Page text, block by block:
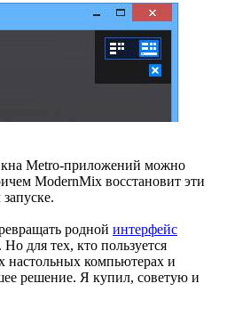
Metro-приложений можно
ModernMix восстановит эти
родной интерфейс
для тех, кто пользуется
настольных компьютерах и
решение. Я купил, советую и